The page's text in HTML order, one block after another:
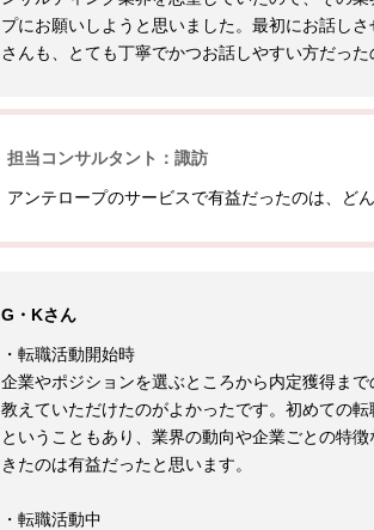
プにお願いしようと思いました。最初にお話し
さんも、とても丁寧でかつお話しやすい方だった
担当コンサルタント：諏訪
アンテロープのサービスで有益だったのは、ど
G・Kさん
・転職活動開始時
企業やポジションを選ぶところから内定獲得ま
教えていただけたのがよかったです。初めての
ということもあり、業界の動向や企業ごとの特
きたのは有益だったと思います。
・転職活動中